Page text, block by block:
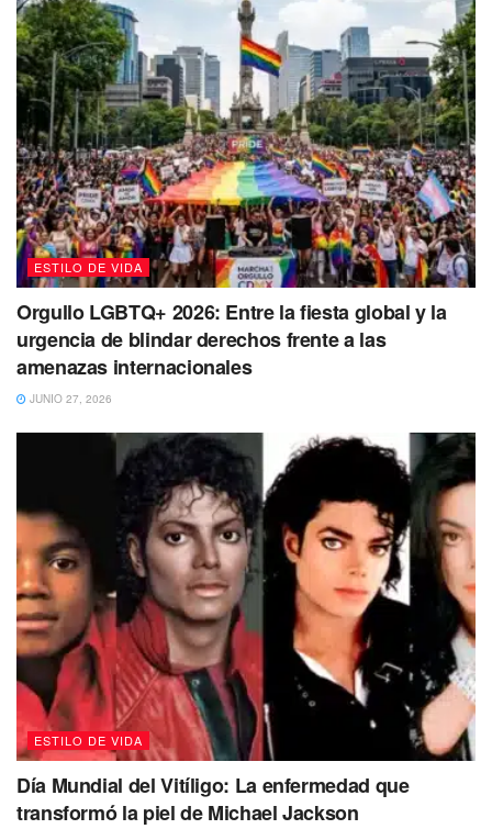
ESTILO DE VIDA
Orgullo LGBTQ+ 2026: Entre la fiesta global y la
urgencia de blindar derechos frente a las
amenazas internacionales
JUNIO 27, 2026
ESTILO DE VIDA
Día Mundial del Vitíligo: La enfermedad que
transformó la piel de Michael Jackson